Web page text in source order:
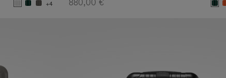
+4
880,00 €